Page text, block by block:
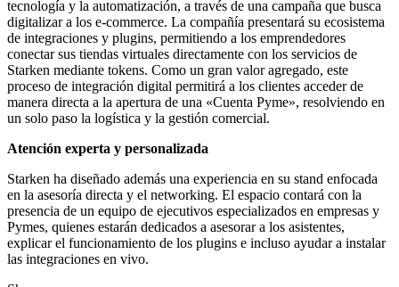
tecnología y la automatización, a través de una campaña que busca
digitalizar a los e-commerce. La compañía presentará su ecosistema
de integraciones y plugins, permitiendo a los emprendedores
conectar sus tiendas virtuales directamente con los servicios de
Starken mediante tokens. Como un gran valor agregado, este
proceso de integración digital permitirá a los clientes acceder de
manera directa a la apertura de una «Cuenta Pyme», resolviendo en
un solo paso la logística y la gestión comercial.
Atención experta y personalizada
Starken ha diseñado además una experiencia en su stand enfocada
en la asesoría directa y el networking. El espacio contará con la
presencia de un equipo de ejecutivos especializados en empresas y
Pymes, quienes estarán dedicados a asesorar a los asistentes,
explicar el funcionamiento de los plugins e incluso ayudar a instalar
las integraciones en vivo.